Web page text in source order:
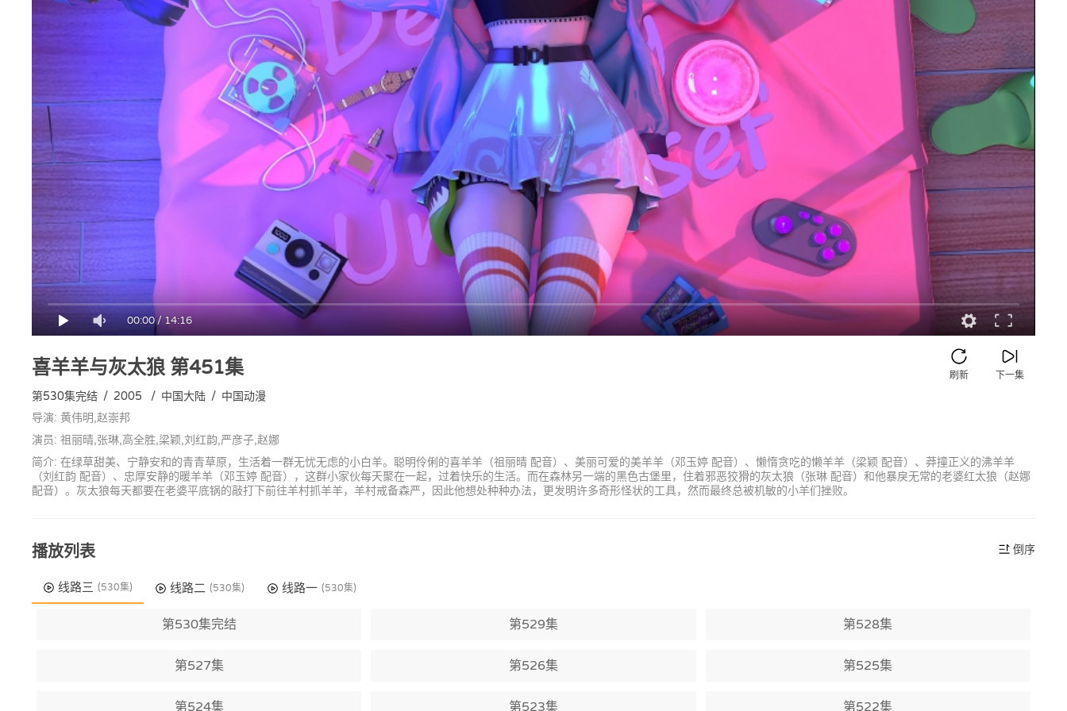
00:00/14:16
喜羊羊与灰太狼第451集 下一集
刷新
第530集完结 / 2005 / 中国大陆 / 中国动漫
导演: 黄伟明,赵崇邦
演员: 祖丽晴,张琳,高全胜,梁颖,刘红韵,严彦子,赵娜
简介: 在绿草甜美、宁静安和的青青草原，生活着一群无忧无虑的小白羊。聪明伶俐的喜羊羊（祖丽晴 配音）、美丽可爱的美羊羊（邓玉婷 配音）、懒惰贪吃的懒羊羊（梁颖 配音）、莽撞正义的沸羊羊
（刘红韵 配音）、忠厚安静的暖羊羊（邓玉婷 配音），这群小家伙每天聚在一起，过着快乐的生活。而在森林另一端的黑色古堡里，住着邪恶狡猾的灰太狼（张琳 配音）和他暴戾无常的老婆红太狼（赵娜
配音）。灰太狼每天都要在老婆平底锅的敲打下前往羊村抓羊羊，羊村戒备森严，因此他想处种种办法，更发明许多奇形怪状的工具，然而最终总被机敏的小羊们挫败。
播放列表 倒序
线路三 (530集) 线路二 (530集) 线路一 (530集)
第530集完结 第529集 第528集
第527集 第526集 第525集
第524集 第523集 第522集